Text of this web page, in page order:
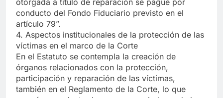
otorgada a título de reparación se pague por
conducto del Fondo Fiduciario previsto en el
artículo 79”.
4. Aspectos institucionales de la protección de las
víctimas en el marco de la Corte
En el Estatuto se contempla la creación de
órganos relacionados con la protección,
participación y reparación de las víctimas,
también en el Reglamento de la Corte, lo que